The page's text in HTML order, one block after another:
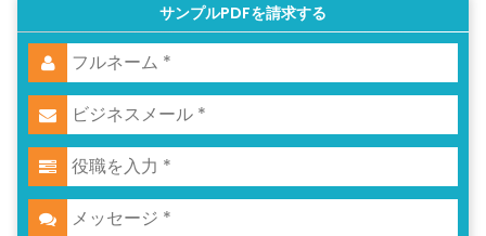
サンプルPDFを請求する